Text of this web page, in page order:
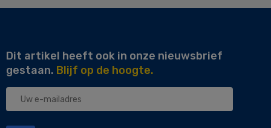
Dit artikel heeft ook in onze nieuwsbrief
gestaan. Blijf op de hoogte.
Uw